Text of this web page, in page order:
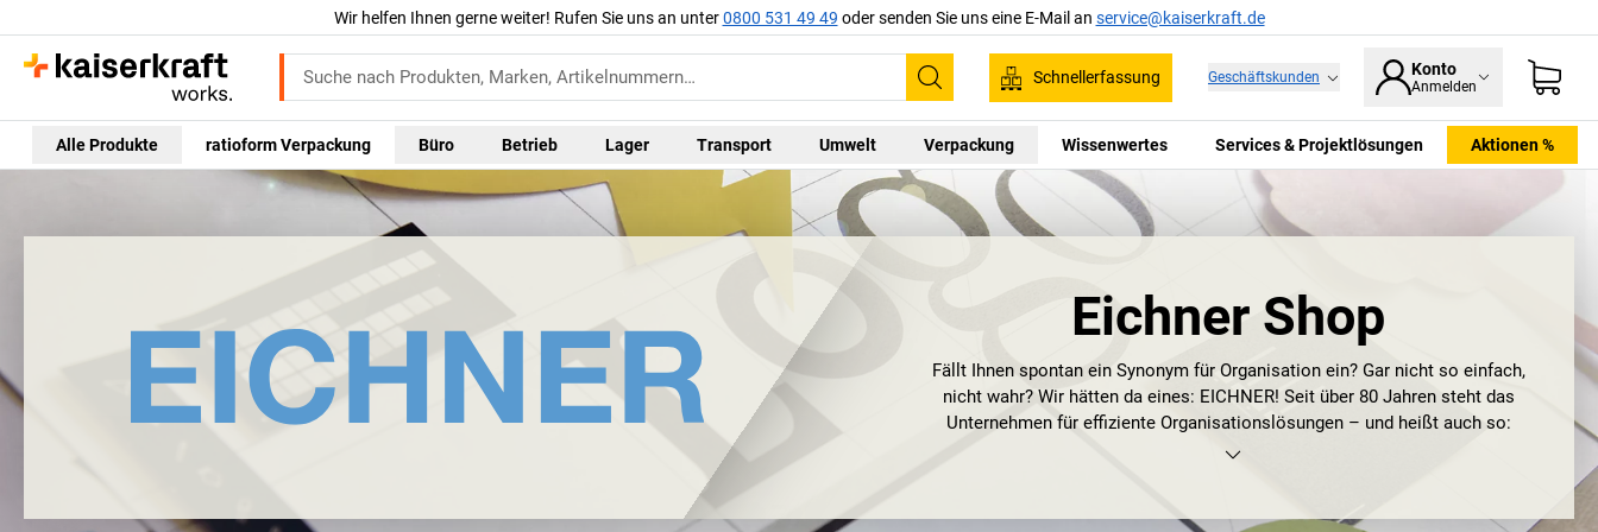
Wir helfen Ihnen gerne weiter! Rufen Sie uns an unter0800 531 49 49 oder senden Sie uns eine E-Mail an service@kaiserkraft.de
Suchen
Schnellerfassung Geschäftskunden Konto
Anmelden
Alle Produkte ratioform Verpackung Büro Betrieb Lager Transport Umwelt Verpackung Wissenwertes Services & Projektlösungen Aktionen %
Eichner Shop
Fällt Ihnen spontan ein Synonym für Organisation ein? Gar nicht so einfach,
nicht wahr? Wir hätten da eines: EICHNER! Seit über 80 Jahren steht das
Unternehmen für effiziente Organisationslösungen – und heißt auch so:
EICHNER Organisation GmbH & Co. KG. Gegründet wurde es bereits 1930
entwickelte EICHNER eine beachtliche Größe … und an dieser hat sich in den